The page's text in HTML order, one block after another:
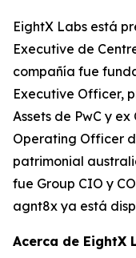
EightX Labs está
Executive de
compañía fue
Executive Officer,
Assets de PwC y
Operating Officer
patrimonial
fue Group CIO y
agnt8x ya está
Acerca de EightX